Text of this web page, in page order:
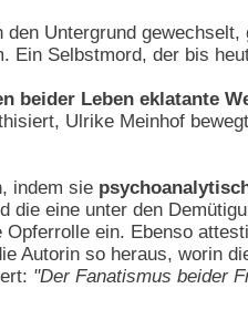
Untergrund gewechselt,
Ein Selbstmord, der bis
beider Leben eklatante
Ulrike Meinhof
indem sie
eine unter den
ein. Ebenso
Autorin so heraus, worin
"Der Fanatismus beider